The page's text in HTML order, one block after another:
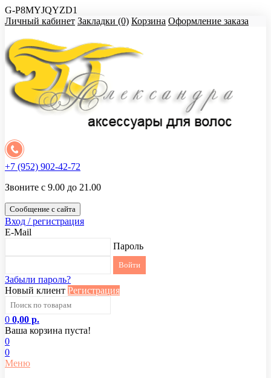
G-P8MYJQYZD1
Личный кабинет Закладки (0) Корзина Оформление заказа
+7 (952) 902-42-72
Звоните с 9.00 до 21.00
Сообщение с сайта
Вход / регистрация
E-Mail
Пароль
Забыли пароль?
Новый клиент Регистрация
0 0,00 р.
Ваша корзина пуста!
0
0
Меню